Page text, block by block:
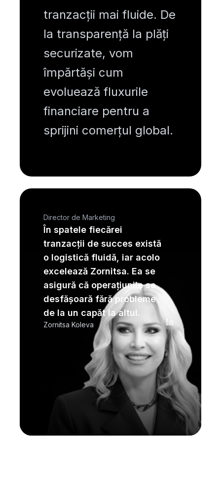
tranzacții mai fluide. De
la transparență la plăți
securizate, vom
împărtăși cum
evoluează fluxurile
financiare pentru a
sprijini comerțul global.
Director de Marketing
În spatele fiecărei
tranzacții de succes există
o logistică fluidă, iar acolo
excelează Zornitsa. Ea se
asigură că operațiunile se
desfășoară fără probleme
de la un capăt la altul.
Zornitsa Koleva